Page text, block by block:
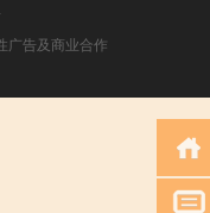
广告及商业合作